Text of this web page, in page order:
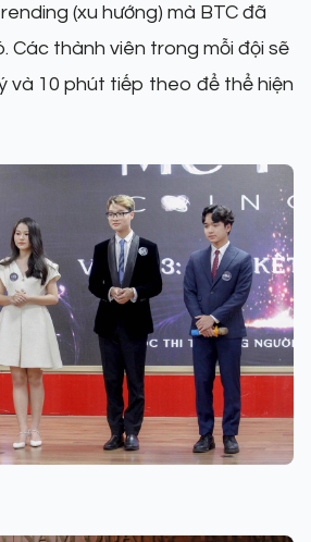
(xu hướng) mà BTC đã
Các thành viên trong mỗi đội sẽ
và 10 phút tiếp theo để thể hiện